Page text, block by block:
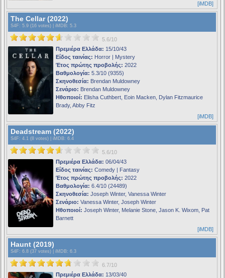
[iMDB]
The Cellar (2022)
S4F : 5.9 (16 votes) | iMDB: 5.3
5.6/10
Πρεμιέρα Ελλάδα: 15/10/43
Είδος ταινίας: Horror | Mystery
Έτος πρώτης προβολής: 2022
Βαθμολογία: 5.3/10 (9355)
Σκηνοθεσία: Brendan Muldowney
Σενάριο: Brendan Muldowney
Ηθοποιοί: Elisha Cuthbert, Eoin Macken, Dylan Fitzmaurice
Brady, Abby Fitz
[iMDB]
Deadstream (2022)
S4F : 4.1 (8 votes) | iMDB: 6.4
5.6/10
Πρεμιέρα Ελλάδα: 06/04/43
Είδος ταινίας: Comedy | Fantasy
Έτος πρώτης προβολής: 2022
Βαθμολογία: 6.4/10 (24489)
Σκηνοθεσία: Joseph Winter, Vanessa Winter
Σενάριο: Vanessa Winter, Joseph Winter
Ηθοποιοί: Joseph Winter, Melanie Stone, Jason K. Wixom, Pat
Barnett
[iMDB]
Haunt (2019)
S4F : 6.8 (37 votes) | iMDB: 6.3
6.7/10
Πρεμιέρα Ελλάδα: 13/03/40